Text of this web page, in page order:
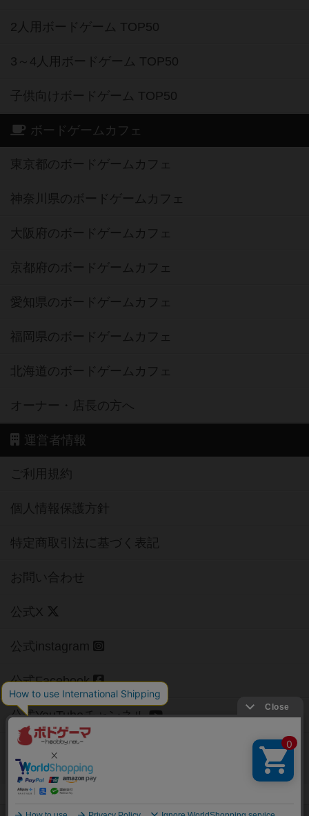
2人用ボードゲーム TOP50
3～4人用ボードゲーム TOP50
子供向けボードゲーム TOP50
ボードゲームカフェ
東京都のボードゲームカフェ
神奈川県のボードゲームカフェ
大阪府のボードゲームカフェ
京都府のボードゲームカフェ
愛知県のボードゲームカフェ
福岡県のボードゲームカフェ
北海道のボードゲームカフェ
オーナー・店長の方へ
運営者情報
ご利用規約
個人情報保護方針
特定商取引法に基づく表記
お問い合わせ
公式X
公式instagram
公式Facebook
公式YouTubeチャンネル